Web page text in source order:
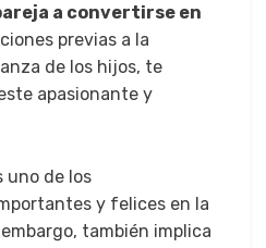
a convertirse en
previas a la
de los hijos, te
apasionante y
uno de los
y felices en la
también implica